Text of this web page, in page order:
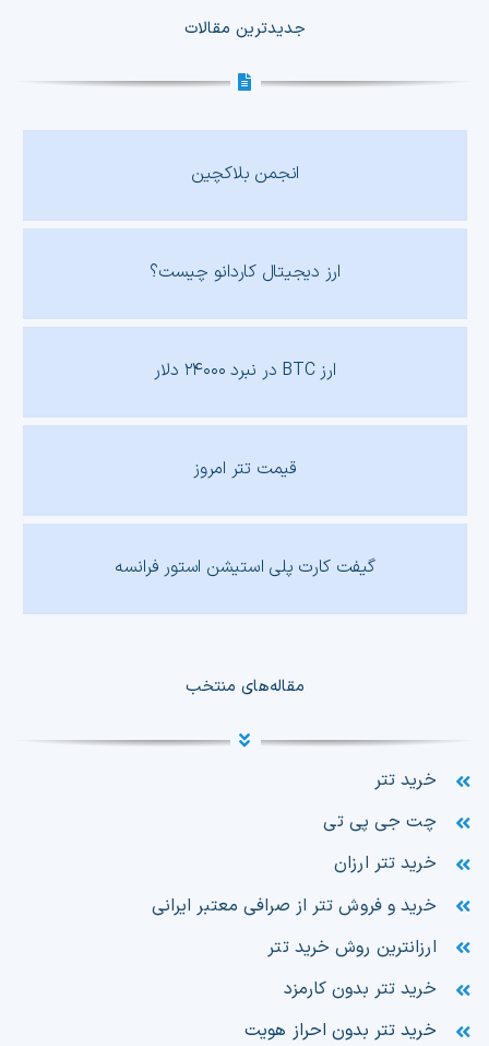
جدیدترین مقالات
انجمن بلاکچین
ارز دیجیتال کاردانو چیست؟
ارز BTC در نبرد ۲۴۰۰۰ دلار
قیمت تتر امروز
گیفت کارت پلی استیشن استور فرانسه
مقاله‌های منتخب
خرید تتر
چت جی پی تی
خرید تتر ارزان
خرید و فروش تتر از صرافی معتبر ایرانی
ارزانترین روش خرید تتر
خرید تتر بدون کارمزد
خرید تتر بدون احراز هویت